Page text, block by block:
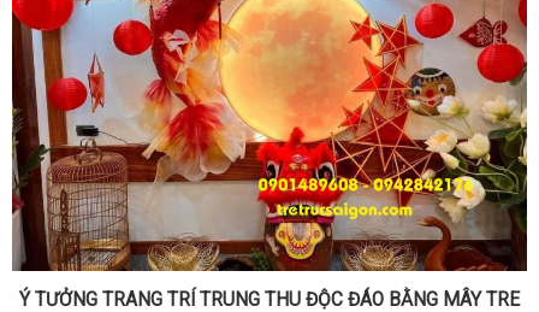
Ý TƯỞNG TRANG TRÍ TRUNG THU ĐỘC ĐÁO BẰNG MÂY TRE